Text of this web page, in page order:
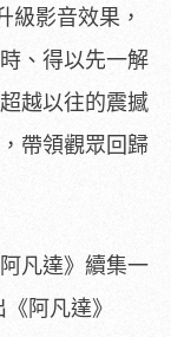
級影音效果，
、 得以先一解
越以往的震撼
帶領觀眾回歸
凡達》續集一
阿凡達》